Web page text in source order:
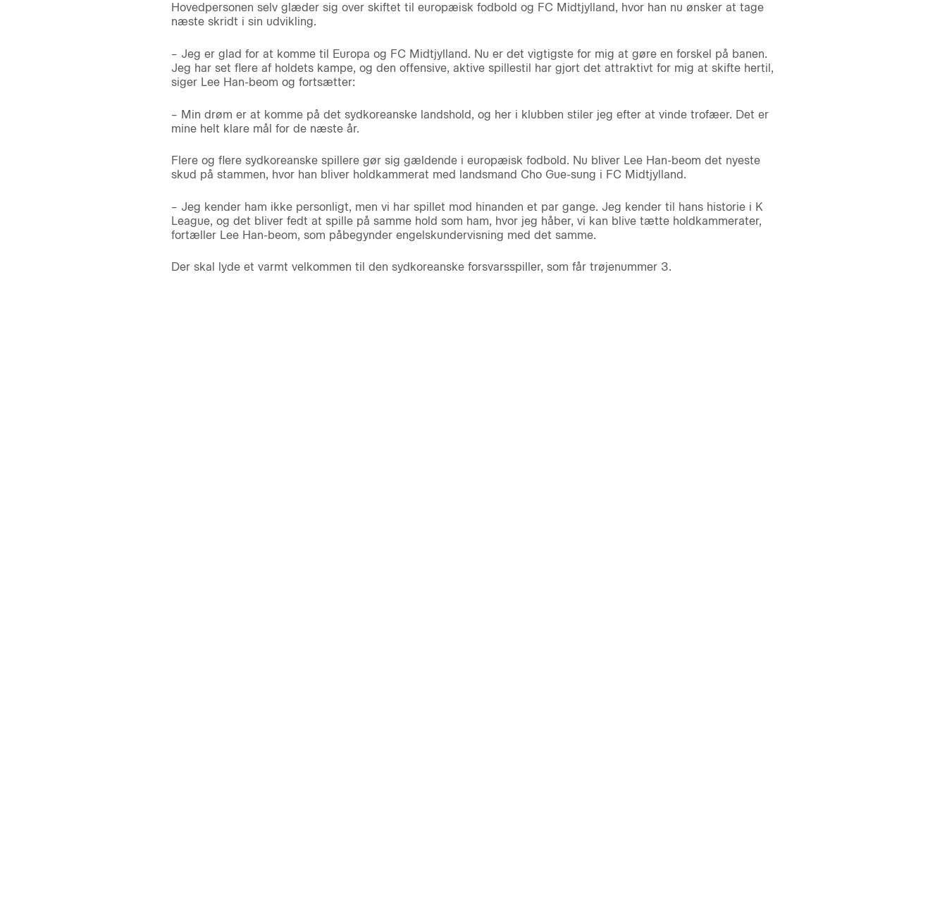
Hovedpersonen selv glæder sig over skiftet til europæisk fodbold og FC Midtjylland, hvor han nu ønsker at tage
næste skridt i sin udvikling.
– Jeg er glad for at komme til Europa og FC Midtjylland. Nu er det vigtigste for mig at gøre en forskel på banen.
Jeg har set flere af holdets kampe, og den offensive, aktive spillestil har gjort det attraktivt for mig at skifte hertil,
siger Lee Han-beom og fortsætter:
– Min drøm er at komme på det sydkoreanske landshold, og her i klubben stiler jeg efter at vinde trofæer. Det er
mine helt klare mål for de næste år.
Flere og flere sydkoreanske spillere gør sig gældende i europæisk fodbold. Nu bliver Lee Han-beom det nyeste
skud på stammen, hvor han bliver holdkammerat med landsmand Cho Gue-sung i FC Midtjylland.
– Jeg kender ham ikke personligt, men vi har spillet mod hinanden et par gange. Jeg kender til hans historie i K
League, og det bliver fedt at spille på samme hold som ham, hvor jeg håber, vi kan blive tætte holdkammerater,
fortæller Lee Han-beom, som påbegynder engelskundervisning med det samme.
Der skal lyde et varmt velkommen til den sydkoreanske forsvarsspiller, som får trøjenummer 3.